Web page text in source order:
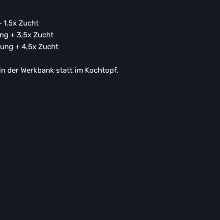
1,5x Zucht
+ 3,5x Zucht
+ 4,5x Zucht
der Werkbank statt im Kochtopf.